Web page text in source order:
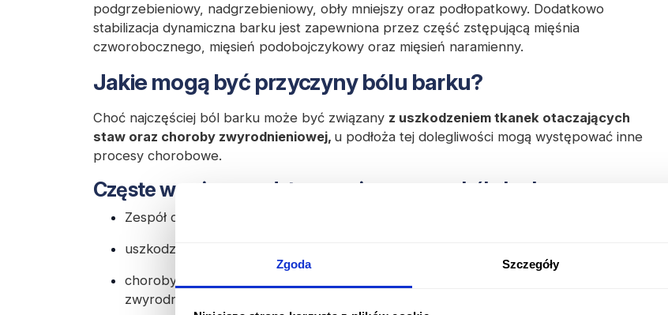
Zgoda Szczegóły
podgrzebieniowy, nadgrzebieniowy, obły mniejszy oraz podłopatkowy. Dodatkowo
stabilizacja dynamiczna barku jest zapewniona przez część zstępującą mięśnia
czworobocznego, mięsień podobojczykowy oraz mięsień naramienny.
Jakie mogą być przyczyny bólu barku?
Choć najczęściej ból barku może być związany z uszkodzeniem tkanek otaczających
staw oraz choroby zwyrodnieniowej, u podłoża tej dolegliwości mogą występować inne
procesy chorobowe.
Częste w opiece podstawowej przyczyny bólu barku
Zespół ciasnoty podbarkowej;
uszkodzenie stożka rotatorów;
choroby stawu obrąbkowo-ramiennego (zespół zamrożonego barku/choroba
zwyrodnieniowa);